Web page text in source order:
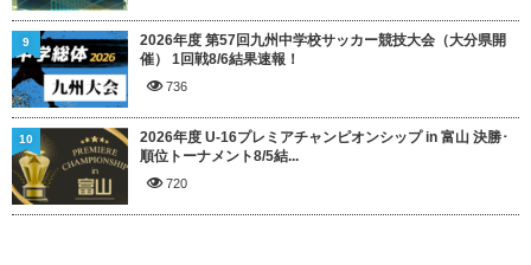
2026年度 第57回九州中学校サッカー競技大会（大分県開
催） 1回戦8/6結果速報！
736
9
2026年度 U-16プレミアチャンピオンシップ in 富山 決勝･
順位トーナメント8/5結...
720
10